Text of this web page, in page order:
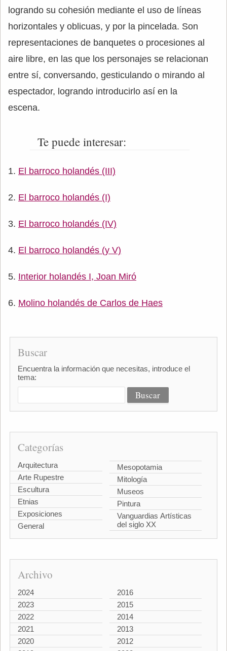
logrando su cohesión mediante el uso de líneas
horizontales y oblicuas, y por la pincelada. Son
representaciones de banquetes o procesiones al
aire libre, en las que los personajes se relacionan
entre sí, conversando, gesticulando o mirando al
espectador, logrando introducirlo así en la
escena.
Te puede interesar:
El barroco holandés (III)
El barroco holandés (I)
El barroco holandés (IV)
El barroco holandés (y V)
Interior holandés I, Joan Miró
Molino holandés de Carlos de Haes
Buscar
Encuentra la información que necesitas, introduce el
tema:
Categorías
Arquitectura
Arte Rupestre
Escultura
Etnias
Exposiciones
General
Mesopotamia
Mitología
Museos
Pintura
Vanguardias Artísticas
del siglo XX
Archivo
2024
2023
2022
2021
2020
2016
2015
2014
2013
2012